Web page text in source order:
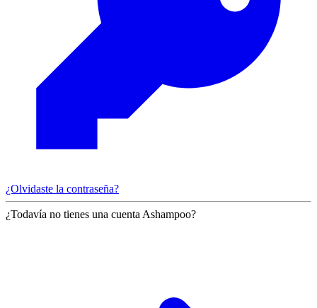
¿Olvidaste la contraseña?
¿Todavía no tienes una cuenta Ashampoo?